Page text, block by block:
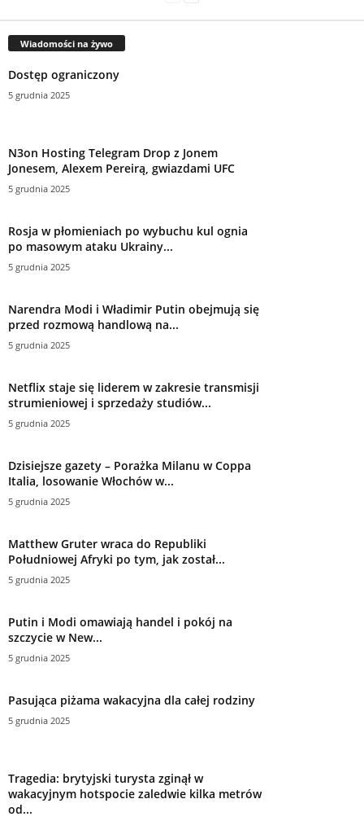
Wiadomości na żywo
Dostęp ograniczony
5 grudnia 2025
N3on Hosting Telegram Drop z Jonem
Jonesem, Alexem Pereirą, gwiazdami UFC
5 grudnia 2025
Rosja w płomieniach po wybuchu kul ognia
po masowym ataku Ukrainy...
5 grudnia 2025
Narendra Modi i Władimir Putin obejmują się
przed rozmową handlową na...
5 grudnia 2025
Netflix staje się liderem w zakresie transmisji
strumieniowej i sprzedaży studiów...
5 grudnia 2025
Dzisiejsze gazety – Porażka Milanu w Coppa
Italia, losowanie Włochów w...
5 grudnia 2025
Matthew Gruter wraca do Republiki
Południowej Afryki po tym, jak został...
5 grudnia 2025
Putin i Modi omawiają handel i pokój na
szczycie w New...
5 grudnia 2025
Pasująca piżama wakacyjna dla całej rodziny
5 grudnia 2025
Tragedia: brytyjski turysta zginął w
wakacyjnym hotspocie zaledwie kilka metrów
od...